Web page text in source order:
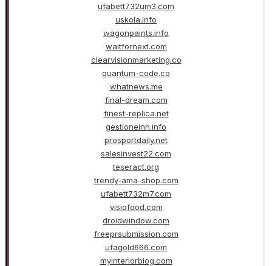
ufabett732um3.com
uskola.info
wagonpaints.info
waitfornext.com
clearvisionmarketing.co
quantum-code.co
whatnews.me
final-dream.com
finest-replica.net
gestioneinh.info
prosportdaily.net
salesinvest22.com
teseract.org
trendy-ama-shop.com
ufabett732m7.com
visiofood.com
droidwindow.com
freeprsubmission.com
ufagold666.com
myinteriorblog.com